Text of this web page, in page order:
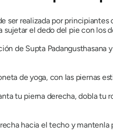
ser realizada por
sujetar el dedo del pie con los
de Supta Padangusthasana
de yoga, con las piernas
tu pierna derecha, dobla tu
hacia el techo y mantenla